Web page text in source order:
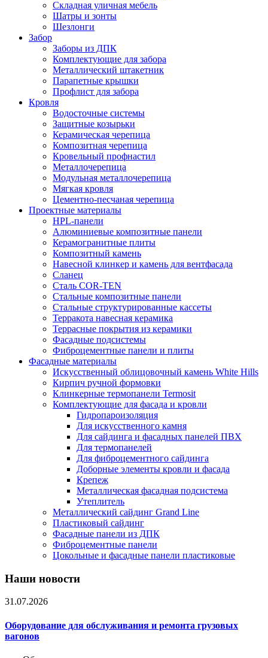
Складная уличная мебель
Шатры и зонты
Шезлонги
Забор
Заборы из ДПК
Комплектующие для забора
Металлический штакетник
Парапетные крышки
Профлист для забора
Кровля
Водосточные системы
Защитные козырьки
Керамическая черепица
Композитная черепица
Кровельный профнастил
Металлочерепица
Модульная металлочерепица
Мягкая кровля
Цементно-песчаная черепица
Проектные материалы
HPL-панели
Алюминиевые композитные панели
Керамогранитные плиты
Композитный камень
Навесной клинкер и камень для вентфасада
Сланец
Сталь COR-TEN
Стальные композитные панели
Стальные структурированные кассеты
Терракота навесная керамика
Террасные покрытия из керамики
Фасадные подсистемы
Фиброцементные панели и плиты
Фасадные материалы
Искусственный облицовочный камень White Hills
Кирпич ручной формовки
Клинкерные термопанели Termosit
Комплектующие для фасада и кровли
Гидропароизоляция
Для искусственного камня
Для сайдинга и фасадных панелей ПВХ
Для термопанелей
Для фиброцементного сайдинга
Доборные элементы кровли и фасада
Крепеж
Металлическая фасадная подсистема
Утеплитель
Металлический сайдинг Grand Line
Пластиковый сайдинг
Фасадные панели из ДПК
Фиброцементные панели
Цокольные и фасадные панели пластиковые
Наши новости
31.07.2026
Оборудование для обслуживания и ремонта грузовых
вагонов